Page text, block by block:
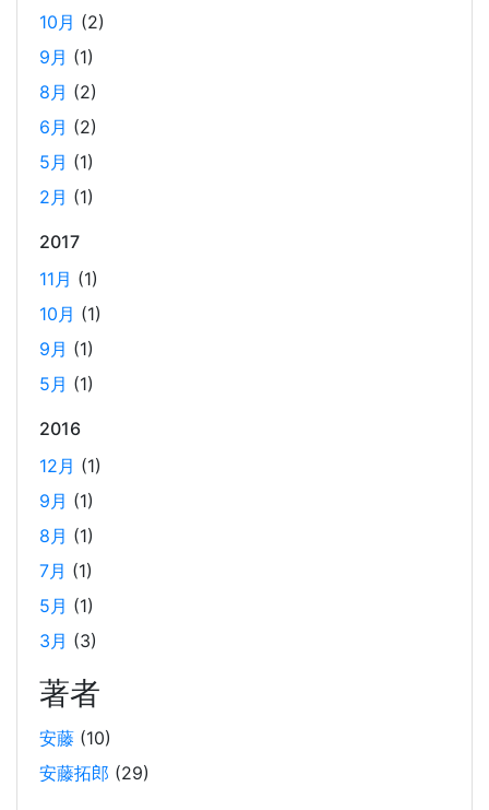
2024年のTORICOの社内勉強会の内容
を行っています。 2024年に開催した技術勉強会の内容を紹
介します。
AWS OpenSearch を、マネージドクラスターから
2025-01-21
当社では、2024年12月に、サービスの検索エンジンを
OpenSearch のマネージドクラスターからサーバーレスに
変更しました。 主に実費のコストダウンとマネジメントコ
2024年末の LangChain チュートリアル
2024-12-15
LangChainの利用方法に関するチュートリアルです。2024
年12月の技術勉強会の内容を基に、LangChainの基本的な
使い方や環境構築手順、シンプルなLLMの使用方法、APIサ
から取得したデータを用いたRAGとメモリーセーバーの実
10月 (2)
9月 (1)
8月 (2)
6月 (2)
5月 (1)
2月 (1)
2017
11月 (1)
10月 (1)
9月 (1)
5月 (1)
2016
12月 (1)
9月 (1)
8月 (1)
7月 (1)
5月 (1)
3月 (3)
著者
安藤 (10)
安藤拓郎 (29)